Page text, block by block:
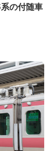
の付随車